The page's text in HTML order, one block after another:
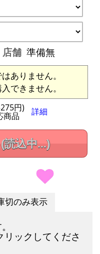
店舗 準備無
ありません。
できません。
円)
商品 詳細
(読込中...)
切のみ表示
リックしてくださ